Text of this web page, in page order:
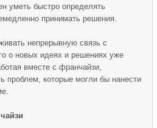
уметь быстро определять
принимать решения.
непрерывную связь с
о новых идеях и решениях уже
вместе с франчайзи,
проблем, которые могли бы нанести